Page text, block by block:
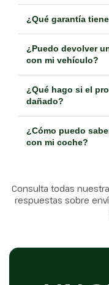
¿Qué garantía
¿Puedo devolver
con mi vehículo?
¿Qué hago si el
dañado?
¿Cómo puedo
con mi coche?
Consulta todas
respuestas sobre